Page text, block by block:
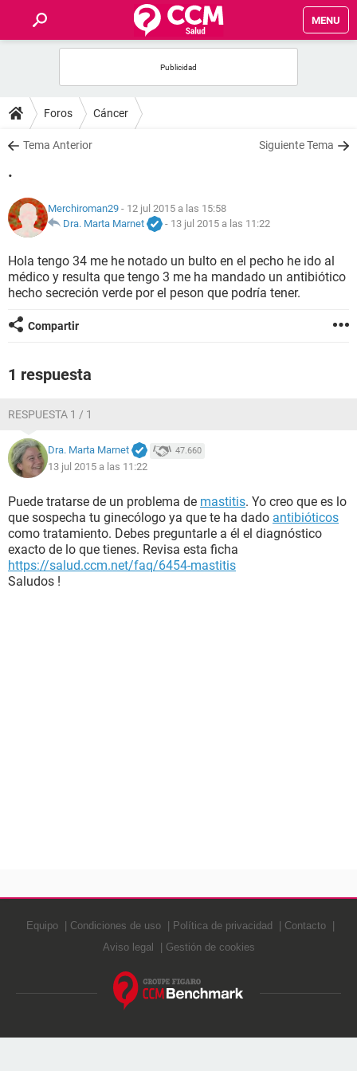
MENU
FOROS
SALUD
NUTRICIÓN
BIENESTAR
Foros Cáncer
Tema Anterior Siguiente Tema
.
Merchiroman29 - 12 jul 2015 a las 15:58
Dra. Marta Marnet
- 13 jul 2015 a las 11:22
Hola tengo 34 me he notado un bulto en el pecho he ido al
médico y resulta que tengo 3 me ha mandado un antibiótico
hecho secreción verde por el peson que podría tener.
Compartir
1 respuesta
RESPUESTA 1 / 1
Dra. Marta Marnet 47.660
13 jul 2015 a las 11:22
Puede tratarse de un problema de mastitis. Yo creo que es lo
que sospecha tu ginecólogo ya que te ha dado antibióticos
como tratamiento. Debes preguntarle a él el diagnóstico
exacto de lo que tienes. Revisa esta ficha
https://salud.ccm.net/faq/6454-mastitis
Saludos !
Equipo Condiciones de uso Política de privacidad
Contacto
Aviso legal
Gestión de cookies